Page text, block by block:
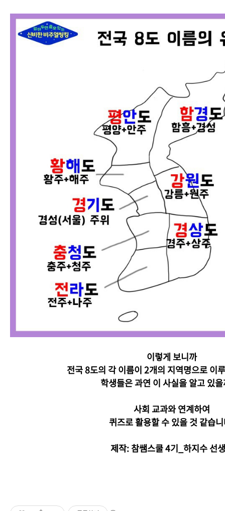
이렇게 보니까
전국 8도의 각 이름이 2개의 지역명으로 이
학생들은 과연 이 사실을 알고 있
사회 교과와 연계하여
퀴즈로 활용할 수 있을 것 같습
제작: 참쌤스쿨 4기_하지수 선